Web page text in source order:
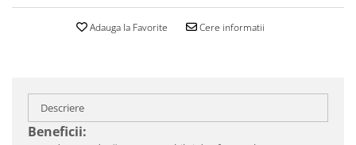
Adauga la Favorite Cere informatii
Descriere
Beneficii: